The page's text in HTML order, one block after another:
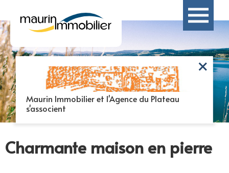
Charmante maison en pierre
Maurin Immobilier et l'Agence du Plateau
s'associent